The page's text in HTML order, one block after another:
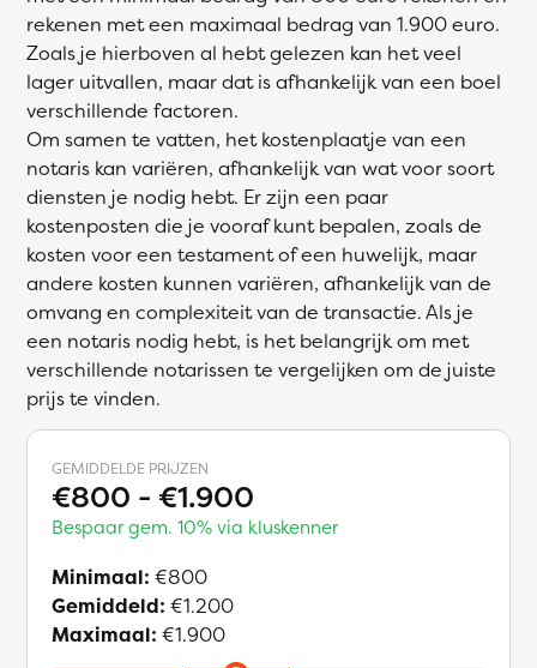
rekenen met een maximaal bedrag van 1.900 euro.
Zoals je hierboven al hebt gelezen kan het veel
lager uitvallen, maar dat is afhankelijk van een boel
verschillende factoren.
Om samen te vatten, het kostenplaatje van een
notaris kan variëren, afhankelijk van wat voor soort
diensten je nodig hebt. Er zijn een paar
kostenposten die je vooraf kunt bepalen, zoals de
kosten voor een testament of een huwelijk, maar
andere kosten kunnen variëren, afhankelijk van de
omvang en complexiteit van de transactie. Als je
een notaris nodig hebt, is het belangrijk om met
verschillende notarissen te vergelijken om de juiste
prijs te vinden.
GEMIDDELDE PRIJZEN
€800 - €1.900
Bespaar gem. 10% via kluskenner
Minimaal: €800
Gemiddeld: €1.200
Maximaal: €1.900